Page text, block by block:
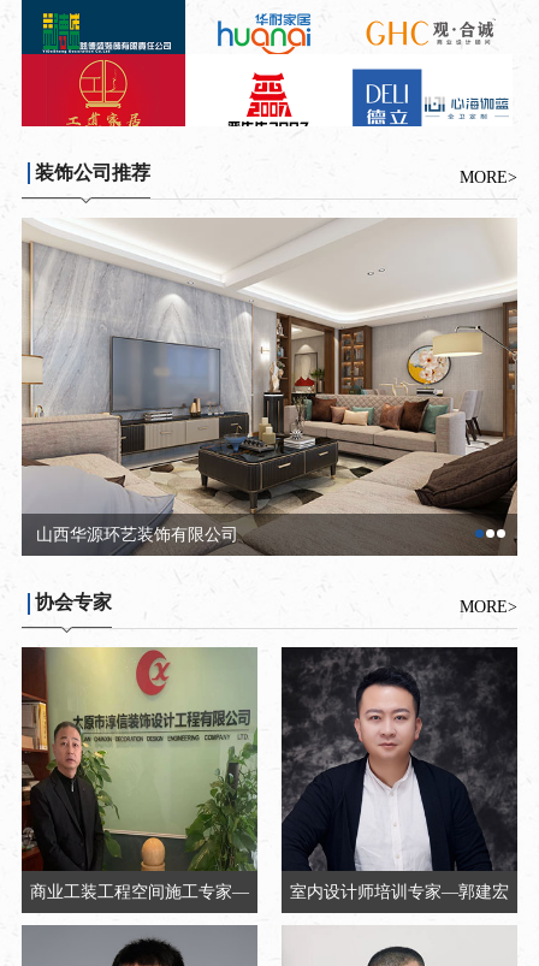
装饰公司推荐 MORE>
山西点石装饰设计有限公司
协会专家 MORE>
商业工装工程空间施工专家—
章永
室内设计师培训专家—郭建宏